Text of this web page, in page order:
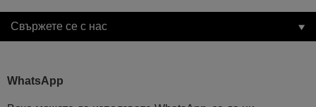
Свържете се с нас
WhatsApp